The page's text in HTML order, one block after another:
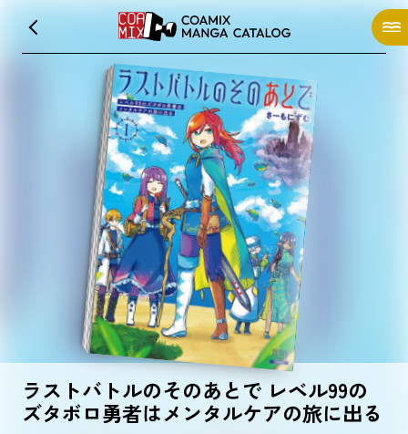
ラストバトルのそのあとで レベル99の
ズタボロ勇者はメンタルケアの旅に出る